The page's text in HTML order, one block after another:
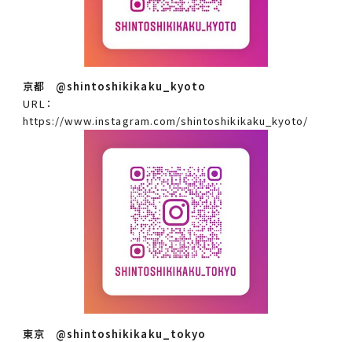
京都 @shintoshikikaku_kyoto
URL：
https://www.instagram.com/shintoshikikaku_kyoto/
東京 @shintoshikikaku_tokyo